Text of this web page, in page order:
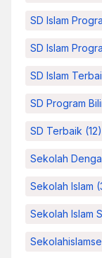
SD Islam
SD Islam
SD Islam
SD Program
SD Terbaik (12)
Sekolah
Sekolah Islam
Sekolah Islam